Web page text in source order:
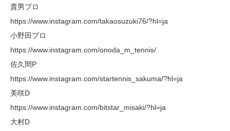
貴男プロ
https://www.instagram.com/takaosuzuki76/?hl=ja
小野田プロ
https://www.instagram.com/onoda_m_tennis/
佐久間P
https://www.instagram.com/startennis_sakuma/?hl=ja
美咲D
https://www.instagram.com/bitstar_misaki/?hl=ja
大村D